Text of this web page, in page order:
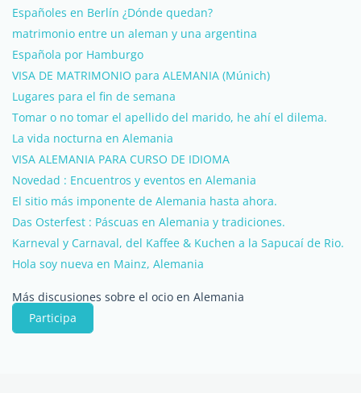
Españoles en Berlín ¿Dónde quedan?
matrimonio entre un aleman y una argentina
Española por Hamburgo
VISA DE MATRIMONIO para ALEMANIA (Múnich)
Lugares para el fin de semana
Tomar o no tomar el apellido del marido, he ahí el dilema.
La vida nocturna en Alemania
VISA ALEMANIA PARA CURSO DE IDIOMA
Novedad : Encuentros y eventos en Alemania
El sitio más imponente de Alemania hasta ahora.
Das Osterfest : Páscuas en Alemania y tradiciones.
Karneval y Carnaval, del Kaffee & Kuchen a la Sapucaí de Rio.
Hola soy nueva en Mainz, Alemania
Más discusiones sobre el ocio en Alemania
Participa